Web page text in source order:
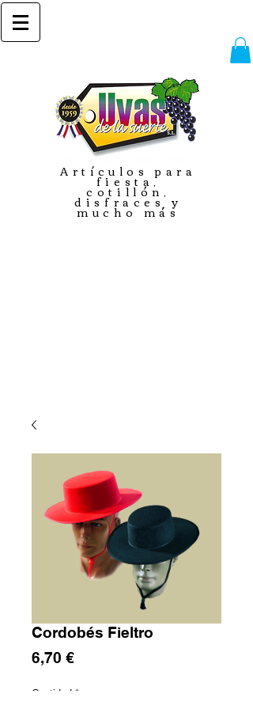
Artículos para
fiesta,
cotillón,
disfraces y
mucho más
Cordobés Fieltro
6,70 €Precio
Cantidad *